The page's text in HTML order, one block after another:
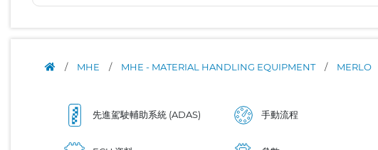
/ MHE / MHE - MATERIAL HANDLING EQUIPMENT / MERLO
先進駕駛輔助系統 (ADAS) 手動流程